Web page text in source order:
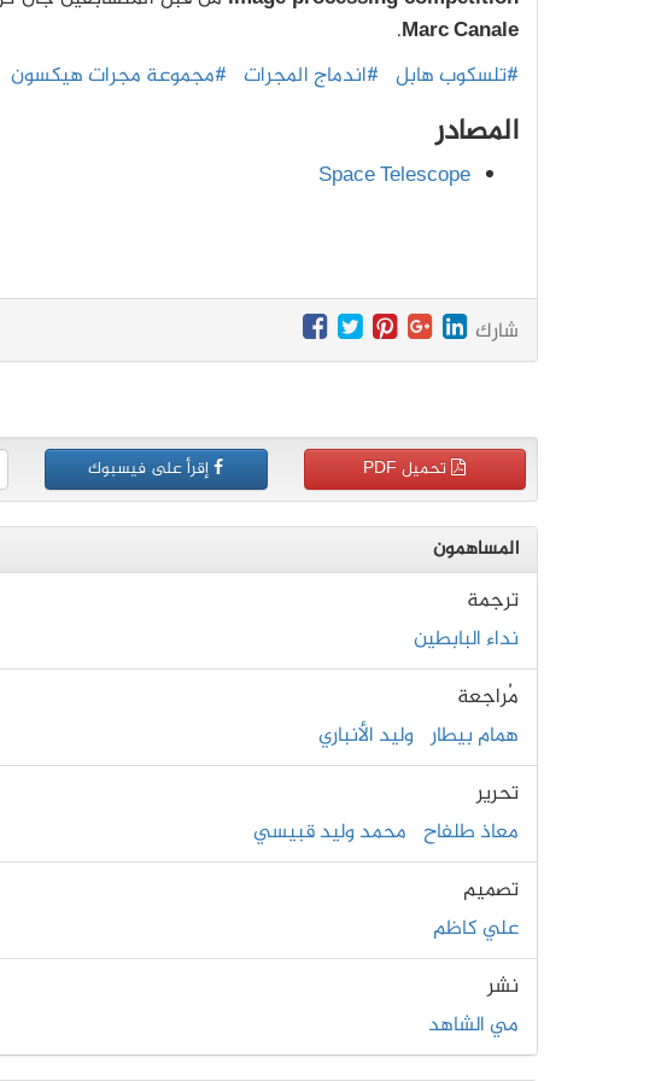
Marc Canale
.
#تلسكوب هابل #اندماج المجرات #مجموعة مجرات هيكسون
المصادر
Space Telescope
شارك
تحميل PDF إقرأ على فيسبوك
المساهمون
ترجمة
نداء البابطين
مُراجعة
همام بيطار وليد الأنباري
تحرير
معاذ طلفاح محمد وليد قبيسي
تصميم
علي كاظم
نشر
مي الشاهد